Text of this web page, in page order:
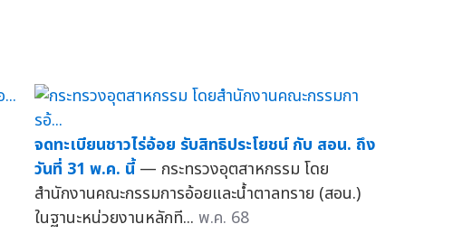
จดทะเบียนชาวไร่อ้อย รับสิทธิประโยชน์ กับ สอน. ถึง
วันที่ 31 พ.ค. นี้ — กระทรวงอุตสาหกรรม โดย
สำนักงานคณะกรรมการอ้อยและน้ำตาลทราย (สอน.)
ในฐานะหน่วยงานหลักที... พ.ค. 68